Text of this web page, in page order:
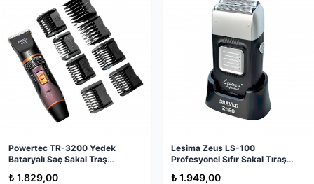
sistem.
• Islak ve Kuru Kullanım:
%100 su geçirmez yapısı
sayesinde banyoda kullanılabilir.
• Tahriş Önleyici Tasarım:
Ciltle doğrudan teması
engelleyen paslanmaz çelik koruyucu kafes.
• Sessiz ve Güçlü Motor:
Rahatsız edici ses çıkarmadan
Neden Bu Ürün?
Powertec TR-3200 Yedek
Bataryalı Saç Sakal Traş
₺ 1.829,00
Lesima Zeus LS-100
Profesyonel Sıfır Sakal Tıraş
₺ 1.949,00